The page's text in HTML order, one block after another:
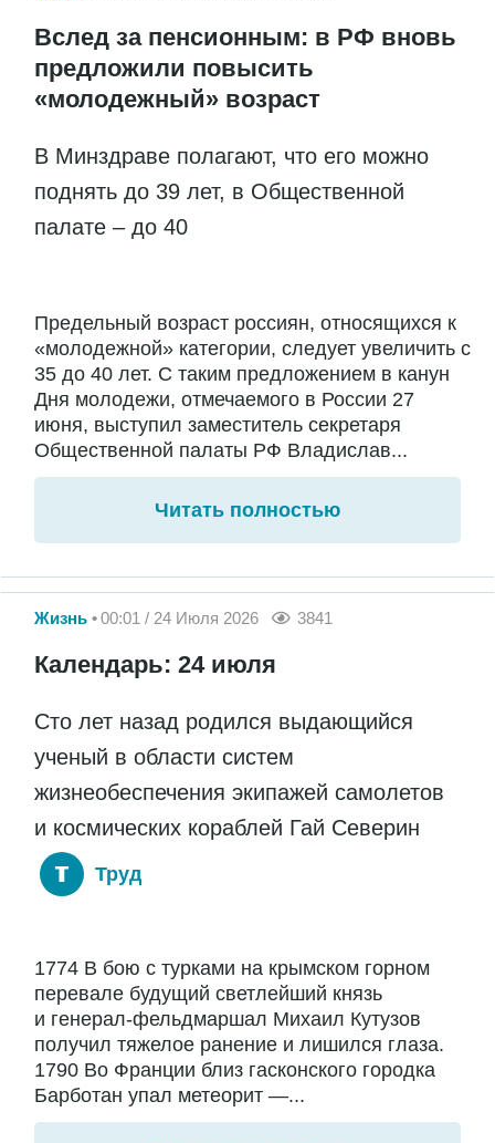
Вслед за пенсионным: в РФ вновь
предложили повысить
«молодежный» возраст
В Минздраве полагают, что его можно
поднять до 39 лет, в Общественной
палате – до 40
Предельный возраст россиян, относящихся к
«молодежной» категории, следует увеличить с
35 до 40 лет. С таким предложением в канун
Дня молодежи, отмечаемого в России 27
июня, выступил заместитель секретаря
Общественной палаты РФ Владислав...
Читать полностью
Жизнь 00:01 / 24 Июля 2026 3841
Календарь: 24 июля
Сто лет назад родился выдающийся
ученый в области систем
жизнеобеспечения экипажей самолетов
и космических кораблей Гай Северин
Труд
1774 В бою с турками на крымском горном
перевале будущий светлейший князь
и генерал-фельдмаршал Михаил Кутузов
получил тяжелое ранение и лишился глаза.
1790 Во Франции близ гасконского городка
Барботан упал метеорит —...